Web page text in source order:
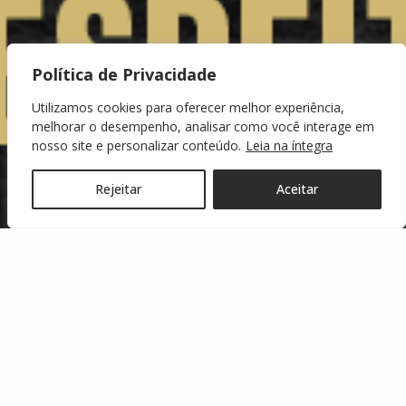
Política de Privacidade
Utilizamos cookies para oferecer melhor experiência,
melhorar o desempenho, analisar como você interage em
nosso site e personalizar conteúdo. Leia na íntegra
Rejeitar Aceitar